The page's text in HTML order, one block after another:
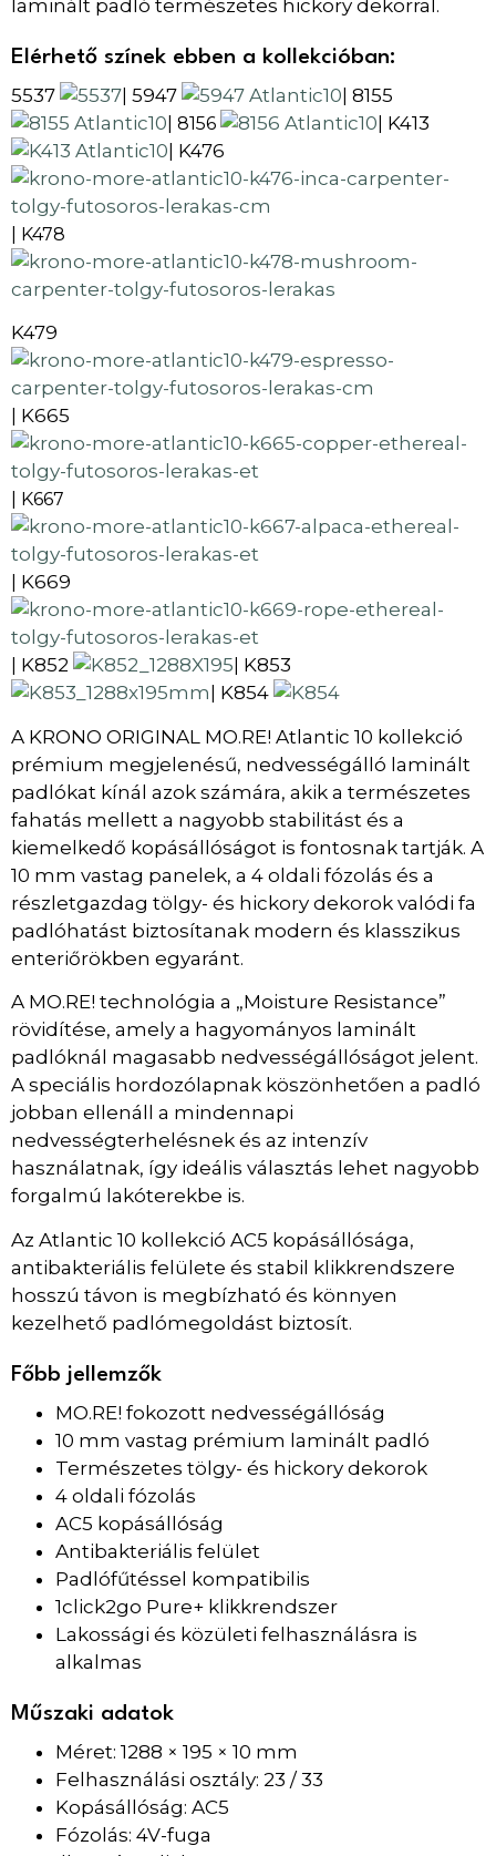
laminált padló természetes hickory dekorral.
Elérhető színek ebben a kollekcióban:
5537
5947 8155
| 8156 K413
K476
| K478
K479
K665
| K667
K669
K852 K853
K854
A KRONO ORIGINAL MO.RE! Atlantic 10 kollekció
prémium megjelenésű, nedvességálló laminált
padlókat kínál azok számára, akik a természetes
fahatás mellett a nagyobb stabilitást és a
kiemelkedő kopásállóságot is fontosnak tartják. A
10 mm vastag panelek, a 4 oldali fózolás és a
részletgazdag tölgy- és hickory dekorok valódi fa
padlóhatást biztosítanak modern és klasszikus
enteriőrökben egyaránt.
A MO.RE! technológia a „Moisture Resistance”
rövidítése, amely a hagyományos laminált
padlóknál magasabb nedvességállóságot jelent.
A speciális hordozólapnak köszönhetően a padló
jobban ellenáll a mindennapi
nedvességterhelésnek és az intenzív
használatnak, így ideális választás lehet nagyobb
forgalmú lakóterekbe is.
Az Atlantic 10 kollekció AC5 kopásállósága,
antibakteriális felülete és stabil klikkrendszere
hosszú távon is megbízható és könnyen
kezelhető padlómegoldást biztosít.
Főbb jellemzők
MO.RE! fokozott nedvességállóság
10 mm vastag prémium laminált padló
Természetes tölgy- és hickory dekorok
4 oldali fózolás
AC5 kopásállóság
Antibakteriális felület
Padlófűtéssel kompatibilis
1click2go Pure+ klikkrendszer
Lakossági és közületi felhasználásra is
alkalmas
Műszaki adatok
Méret: 1288 × 195 × 10 mm
Felhasználási osztály: 23 / 33
Kopásállóság: AC5
Fózolás: 4V-fuga